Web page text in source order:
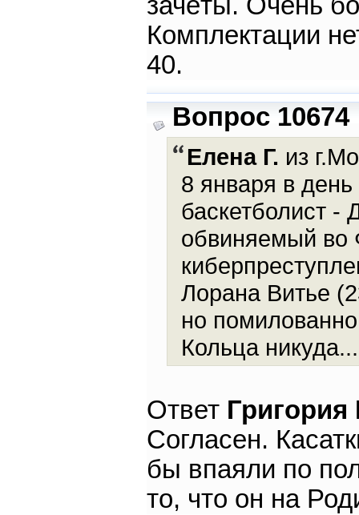
Комплектации
40.
Вопрос 10674
Елена Г. из
8 января в
баскетболист -
обвиняемый во
Лорана Витье
но
Кольца никуда...
Ответ
Согласен.
бы впаяли по
то, что он на